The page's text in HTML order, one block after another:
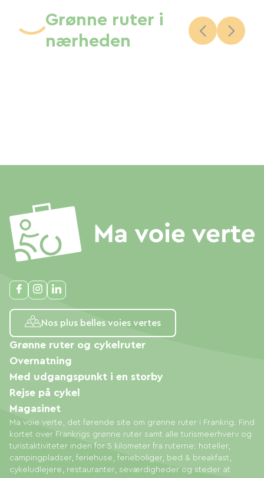
Grønne ruter i
nærheden
Nos plus belles voies vertes
Ma voie verte, det førende site om grønne ruter i Frankrig. Find
kortet over Frankrigs grønne ruter samt alle turismeerhverv og
turistaktiviteter inden for 5 kilometer fra ruterne: hoteller,
campingpladser, feriehuse, ferieboliger, bed & breakfast,
cykeludlejere, restauranter, seværdigheder og steder at
Grønne ruter og cykelruter
Overnatning
Med udgangspunkt i en storby
Rejse på cykel
Magasinet